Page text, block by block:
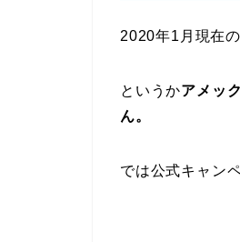
2020年1月現在
というかアメッ
ん。
では公式キャン